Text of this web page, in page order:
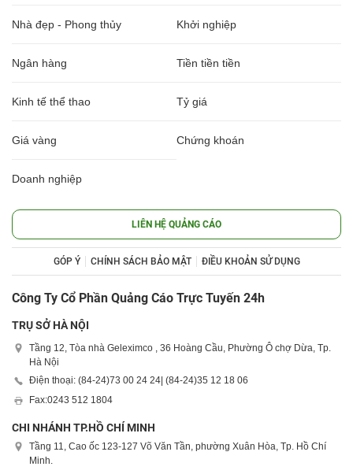
Nhà đẹp - Phong thủy Khởi nghiệp
Ngân hàng Tiền tiền tiền
Kinh tế thể thao Tỷ giá
Giá vàng Chứng khoán
Doanh nghiệp
LIÊN HỆ QUẢNG CÁO
GÓP Ý CHÍNH SÁCH BẢO MẬT ĐIỀU KHOẢN SỬ DỤNG
Công Ty Cổ Phần Quảng Cáo Trực Tuyến 24h
TRỤ SỞ HÀ NỘI
Tầng 12, Tòa nhà Geleximco , 36 Hoàng Cầu, Phường Ô chợ Dừa, Tp.
Hà Nội
Điện thoại: (84-24)73 00 24 24 | (84-24)35 12 18 06
Fax:0243 512 1804
CHI NHÁNH TP.HỒ CHÍ MINH
Tầng 11, Cao ốc 123-127 Võ Văn Tần, phường Xuân Hòa, Tp. Hồ Chí
Minh.